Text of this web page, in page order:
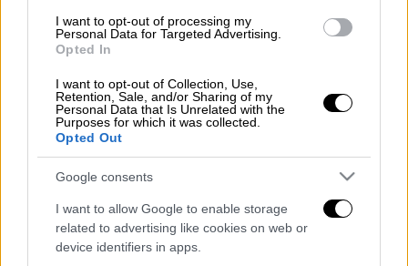
I want to opt-out of processing my
Personal Data for Targeted Advertising.
Opted In
I want to opt-out of Collection, Use,
Retention, Sale, and/or Sharing of my
Personal Data that Is Unrelated with the
Purposes for which it was collected.
Opted Out
Google consents
I want to allow Google to enable storage
related to advertising like cookies on web or
device identifiers in apps.
Τα σχολιά σας δημοσιεύονται άμεσα με δική σας ευθύνη. Το
ΕΘΝΟΣ θα παρεμβαίνει και τα προσβλητικά σχόλια θα
διαγράφονται